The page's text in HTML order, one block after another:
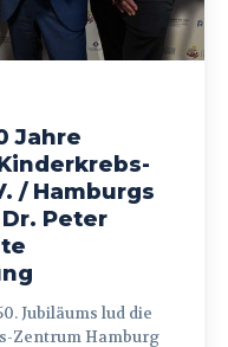
Jahre
/ Hamburgs
Peter
Zentrum Hamburg